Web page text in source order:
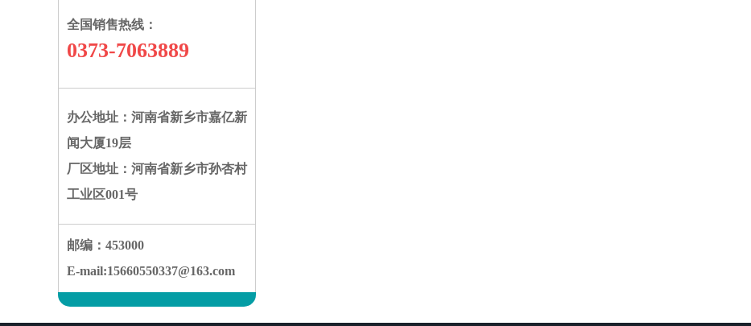
全国销售热线：
0373-7063889
办公地址：河南省新乡市嘉亿新
闻大厦19层
厂区地址：河南省新乡市孙杏村
工业区001号
邮编：453000
E-mail:15660550337@163.com